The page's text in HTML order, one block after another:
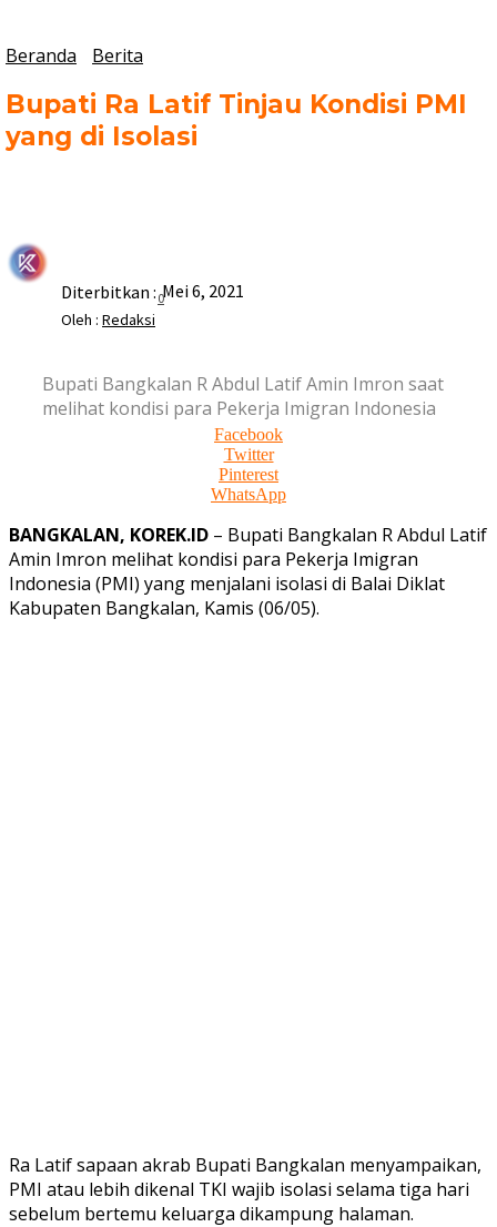
Beranda Berita
Bupati Ra Latif Tinjau Kondisi PMI
yang di Isolasi
Oleh : Redaksi
0
Diterbitkan : Mei 6, 2021
Bupati Bangkalan R Abdul Latif Amin Imron saat
melihat kondisi para Pekerja Imigran Indonesia
Facebook
Twitter
Pinterest
WhatsApp
BANGKALAN, KOREK.ID – Bupati Bangkalan R Abdul Latif
Amin Imron melihat kondisi para Pekerja Imigran
Indonesia (PMI) yang menjalani isolasi di Balai Diklat
Kabupaten Bangkalan, Kamis (06/05).
Ra Latif sapaan akrab Bupati Bangkalan menyampaikan,
PMI atau lebih dikenal TKI wajib isolasi selama tiga hari
sebelum bertemu keluarga dikampung halaman.